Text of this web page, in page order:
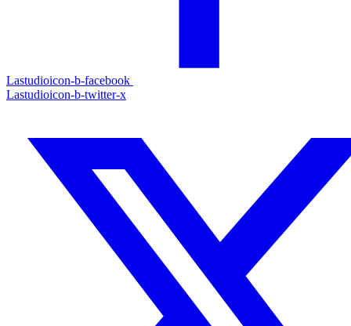
Lastudioicon-b-facebook
Lastudioicon-b-twitter-x